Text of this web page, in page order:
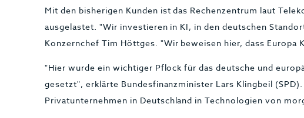
Mit den bisherigen Kunden ist das Rechenzentrum laut
ausgelastet. "Wir investieren in KI, in den deutschen
Konzernchef Tim Höttges. "Wir beweisen hier, dass Europa
"Hier wurde ein wichtiger Pflock für das deutsche und
gesetzt", erklärte Bundesfinanzminister Lars Klingbeil
Privatunternehmen in Deutschland in Technologien von